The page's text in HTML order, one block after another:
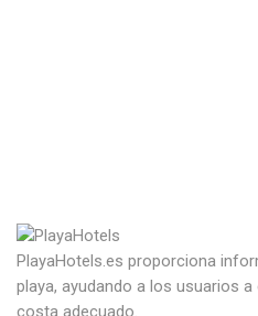
PlayaHotels.es proporciona
playa, ayudando a los usuarios
costa adecuado.